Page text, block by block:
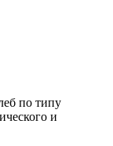
по типу
и